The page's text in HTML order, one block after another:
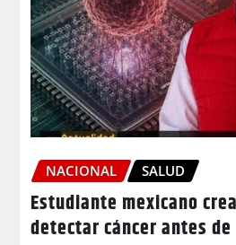
NACIONAL SALUD
Estudiante mexicano
detectar cáncer antes